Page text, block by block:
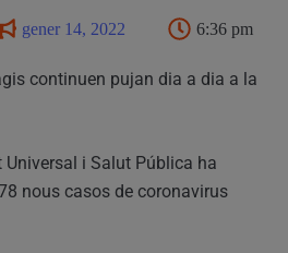
gener 14, 2022 6:36 pm
continuen pujan dia a dia a la
i Salut Pública ha
nous casos de coronavirus